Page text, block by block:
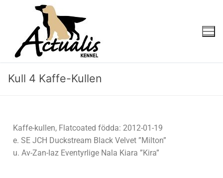
Kull 4 Kaffe-Kullen
Kaffe-kullen, Flatcoated födda: 2012-01-19
e. SE JCH Duckstream Black Velvet ”Milton”
u. Av-Zan-Iaz Eventyrlige Nala Kiara ”Kira”